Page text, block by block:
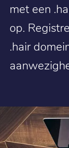
met een
op.
.hair